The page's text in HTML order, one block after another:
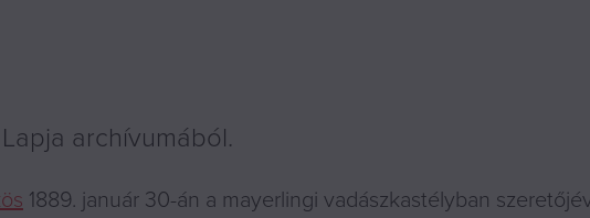
archívumából.
1889. január 30-án a mayerlingi vadászkastélyban